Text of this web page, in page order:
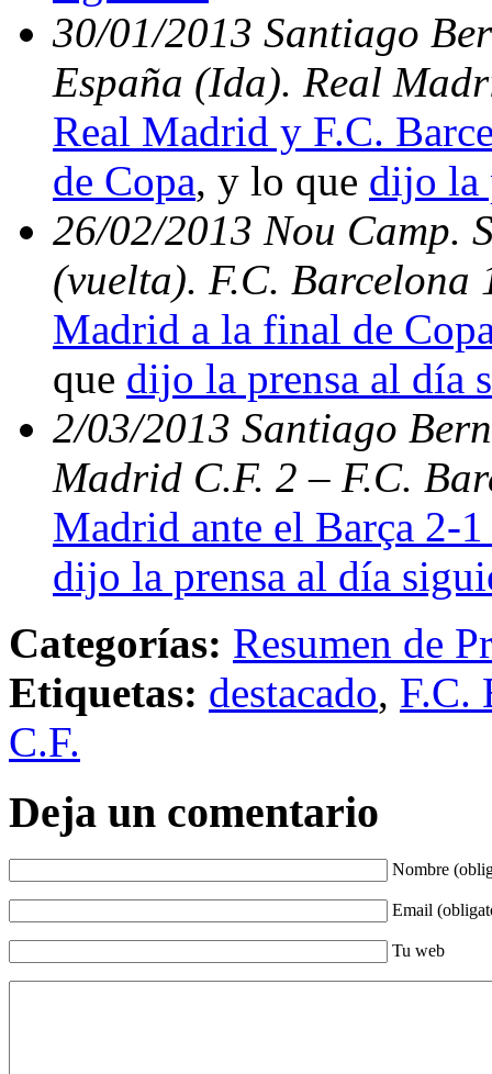
30/01/2013 Santiago
España (Ida). Real
Real Madrid y F.C.
de Copa, y lo que dijo la
26/02/2013 Nou Camp.
(vuelta). F.C.
Madrid a la final de
que dijo la prensa al día
2/03/2013 Santiago
Madrid C.F. 2 – F.C.
Madrid ante el Barça 2-
dijo la prensa al día
Categorías: Resumen de
Etiquetas: destacado, F.C.
C.F.
Deja un comentario
Nombre
Email
Tu web